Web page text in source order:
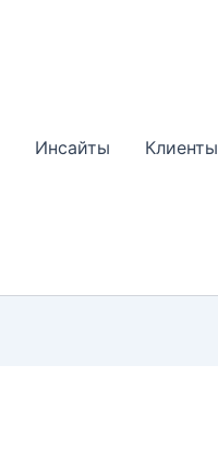
Инсайты Клиенты